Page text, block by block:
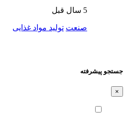
5 سال قبل
صنعت تولید مواد غذایی
جستجو پیشرفته
×